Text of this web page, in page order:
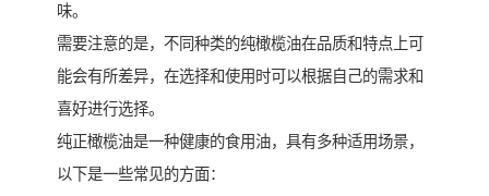
味。
需要注意的是，不同种类的纯橄榄油在品质和特点上可
能会有所差异，在选择和使用时可以根据自己的需求和
喜好进行选择。
纯正橄榄油是一种健康的食用油，具有多种适用场景，
以下是一些常见的方面：